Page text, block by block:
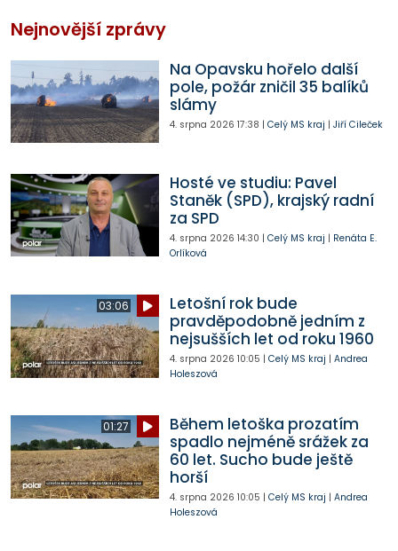
Nejnovější zprávy
Na Opavsku hořelo další
pole, požár zničil 35 balíků
slámy
4. srpna 2026 17:38 | Celý MS kraj | Jiří Cileček
Hosté ve studiu: Pavel
Staněk (SPD), krajský radní
za SPD
4. srpna 2026 14:30 | Celý MS kraj | Renáta E.
Orlíková
03:06
Letošní rok bude
pravděpodobně jedním z
nejsušších let od roku 1960
4. srpna 2026 10:05 | Celý MS kraj | Andrea
Holeszová
01:27
Během letoška prozatím
spadlo nejméně srážek za
60 let. Sucho bude ještě
horší
4. srpna 2026 10:05 | Celý MS kraj | Andrea
Holeszová